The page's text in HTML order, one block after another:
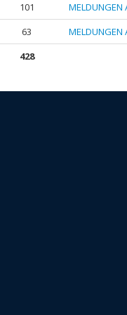
428
101
MELDUNGEN
63 MELDUNGEN